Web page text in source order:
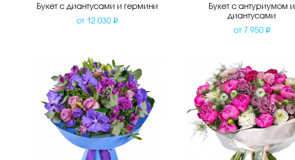
Букет с диантусами и гермини
от 12 030
Букет с антуриумом и
диантусами
от 7 950